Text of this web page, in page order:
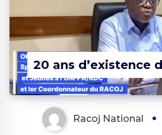
20 ans d’existence
Racoj National